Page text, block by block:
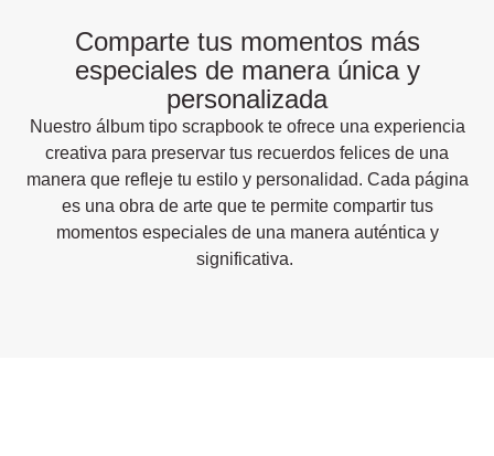
Comparte tus momentos más
especiales de manera única y
personalizada
Nuestro álbum tipo scrapbook te ofrece una experiencia
creativa para preservar tus recuerdos felices de una
manera que refleje tu estilo y personalidad. Cada página
es una obra de arte que te permite compartir tus
momentos especiales de una manera auténtica y
significativa.